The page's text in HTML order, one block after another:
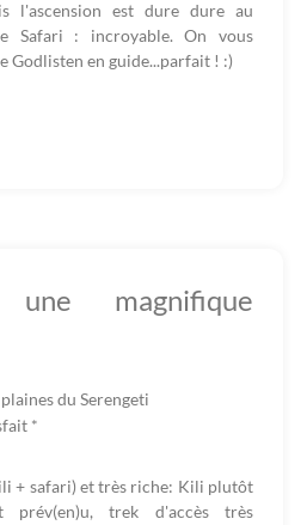
l'ascension est dure dure au
Safari : incroyable. On vous
Godlisten en guide...parfait ! :)
magnifique
du Serengeti
*
+ safari) et très riche: Kili plutôt
prév(en)u, trek d'accès très